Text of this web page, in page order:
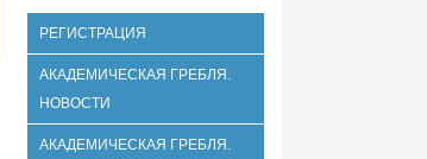
РЕГИСТРАЦИЯ
АКАДЕМИЧЕСКАЯ ГРЕБЛЯ.
НОВОСТИ
АКАДЕМИЧЕСКАЯ ГРЕБЛЯ.